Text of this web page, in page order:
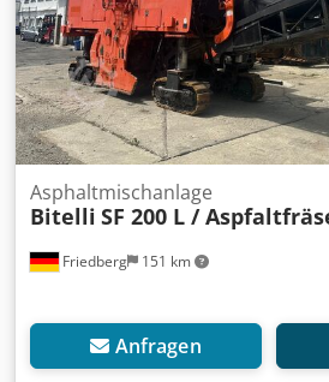
Friedberg 151 km
Asphaltmischanlage
Bitelli SF 200 L /
Anfragen